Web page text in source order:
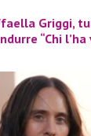
Griggi,
“Chi l’ha